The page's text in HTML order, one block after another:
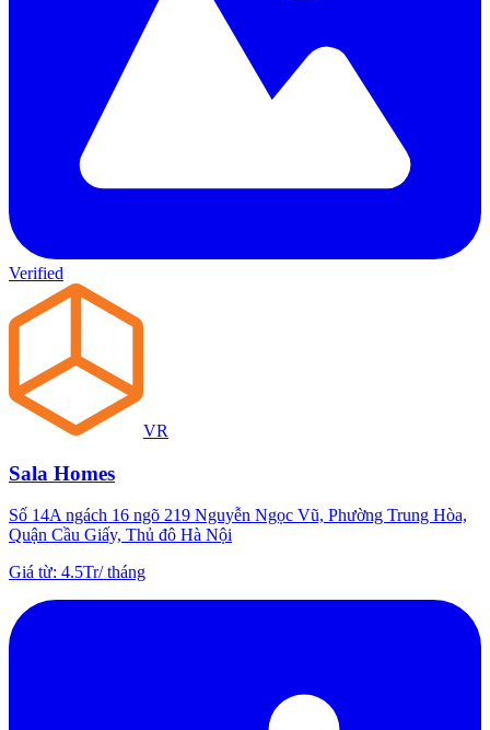
Verified
VR
Sala Homes
Số 14A ngách 16 ngõ 219 Nguyễn Ngọc Vũ, Phường Trung Hòa,
Quận Cầu Giấy, Thủ đô Hà Nội
Giá từ: 4.5Tr/tháng